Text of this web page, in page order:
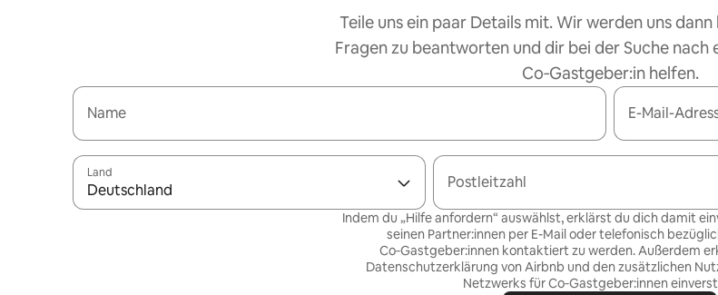
Teile uns ein paar Details mit. Wir werden uns
Fragen zu beantworten und dir bei der Suche nach
Co‑Gastgeber:in helfen.
Name E-Mail-
Land
Deutschland Postleitzahl
Indem du „Hilfe anfordern“ auswählst, erklärst du dich damit
seinen Partner:innen per E-Mail oder telefonisch
Co‑Gastgeber:innen kontaktiert zu werden. Außerdem
Datenschutzerklärung von Airbnb und denzusätzlichen
Netzwerks für Co‑Gastgeber:innen